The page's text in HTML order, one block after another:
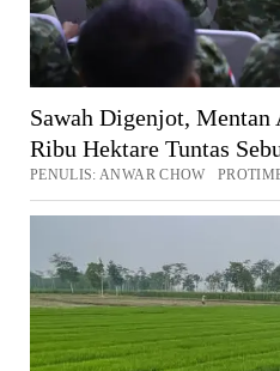
Sawah Digenjot, Mentan
Ribu Hektare Tuntas
PENULIS: ANWAR CHOW